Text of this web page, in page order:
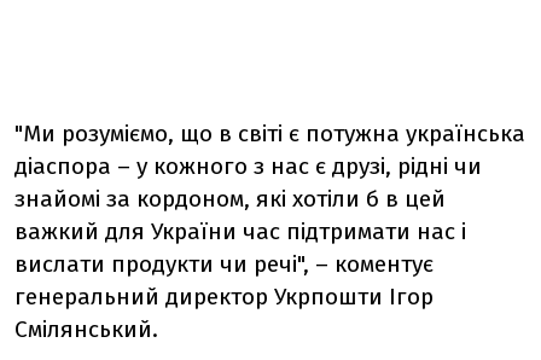
"Ми розуміємо, що в світі є потужна українська
діаспора – у кожного з нас є друзі, рідні чи
знайомі за кордоном, які хотіли б в цей
важкий для України час підтримати нас і
вислати продукти чи речі", – коментує
генеральний директор Укрпошти Ігор
Смілянський.